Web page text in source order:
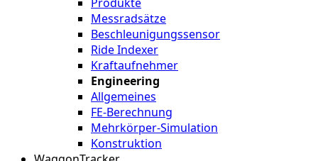
Messradsätze
Beschleunigungssensor
Ride Indexer
Kraftaufnehmer
Engineering
Allgemeines
FE-Berechnung
Mehrkörper-Simulation
Konstruktion